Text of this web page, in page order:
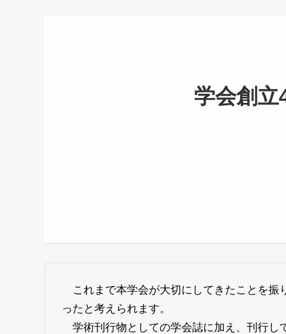
学会創立
これまで本学会が大切にしてきたことを振
ったと考えられます。
学術刊行物としての学会誌に加え、刊行し